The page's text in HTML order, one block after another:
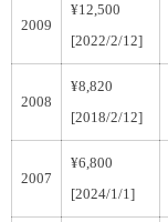
2009
¥12,500
[2022/2/12]
2008
¥8,820
[2018/2/12]
2007
¥6,800
[2024/1/1]